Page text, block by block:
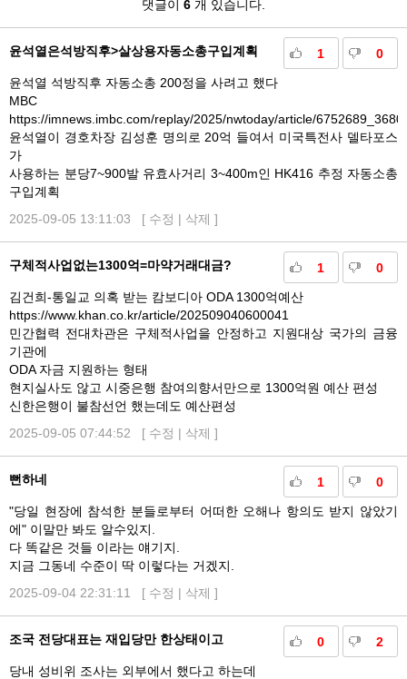
글
댓글이 6 개 있습니다.
1 0
윤석열은석방직후>살상용자동소총구입계획
윤석열 석방직후 자동소총 200정을 사려고 했다
MBC
https://imnews.imbc.com/replay/2025/nwtoday/article/
윤석열이 경호차장 김성훈 명의로 20억 들여서 미국특전사 델타포스
가
사용하는 분당7~900발 유효사거리 3~400m인 HK416 추정 자동소총
구입계획
2025-09-05 13:11:03 [ 수정 | 삭제 ]
1 0
구체적사업없는1300억=마약거래대금?
김건희-통일교 의혹 받는 캄보디아 ODA 1300억예산
https://www.khan.co.kr/article/202509040600041
민간협력 전대차관은 구체적사업을 안정하고 지원대상 국가의 금융
기관에
ODA 자금 지원하는 형태
현지실사도 않고 시중은행 참여의향서만으로 1300억원 예산 편성
신한은행이 불참선언 했는데도 예산편성
2025-09-05 07:44:52 [ 수정 | 삭제 ]
1 0
뻔하네
"당일 현장에 참석한 분들로부터 어떠한 오해나 항의도 받지 않았기
에" 이말만 봐도 알수있지.
다 똑같은 것들 이라는 얘기지.
지금 그동네 수준이 딱 이렇다는 거겠지.
2025-09-04 22:31:11 [ 수정 | 삭제 ]
0 2
조국 전당대표는 재입당만 한상태이고
당내 성비위 조사는 외부에서 했다고 하는데